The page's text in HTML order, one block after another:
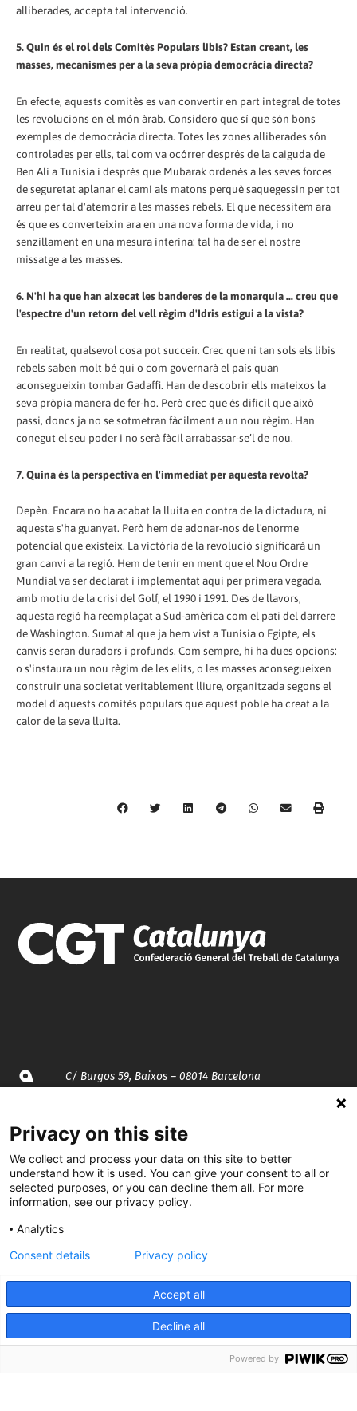
alliberades, accepta tal intervenció.
5. Quin és el rol dels Comitès Populars libis? Estan creant, les
masses, mecanismes per a la seva pròpia democràcia directa?
En efecte, aquests comitès es van convertir en part integral de totes
les revolucions en el món àrab. Considero que sí que són bons
exemples de democràcia directa. Totes les zones alliberades són
controlades per ells, tal com va ocórrer després de la caiguda de
Ben Ali a Tunísia i després que Mubarak ordenés a les seves forces
de seguretat aplanar el camí als matons perquè saquegessin per tot
arreu per tal d'atemorir a les masses rebels. El que necessitem ara
és que es converteixin ara en una nova forma de vida, i no
senzillament en una mesura interina: tal ha de ser el nostre
missatge a les masses.
6. N'hi ha que han aixecat les banderes de la monarquia ... creu que
l'espectre d'un retorn del vell règim d'Idris estigui a la vista?
En realitat, qualsevol cosa pot succeir. Crec que ni tan sols els libis
rebels saben molt bé qui o com governarà el país quan
aconsegueixin tombar Gadaffi. Han de descobrir ells mateixos la
seva pròpia manera de fer-ho. Però crec que és difícil que això
passi, doncs ja no se sotmetran fàcilment a un nou règim. Han
conegut el seu poder i no serà fàcil arrabassar-se’l de nou.
7. Quina és la perspectiva en l'immediat per aquesta revolta?
Depèn. Encara no ha acabat la lluita en contra de la dictadura, ni
aquesta s'ha guanyat. Però hem de adonar-nos de l'enorme
potencial que existeix. La victòria de la revolució significarà un
gran canvi a la regió. Hem de tenir en ment que el Nou Ordre
Mundial va ser declarat i implementat aquí per primera vegada,
amb motiu de la crisi del Golf, el 1990 i 1991. Des de llavors,
aquesta regió ha reemplaçat a Sud-amèrica com el pati del darrere
de Washington. Sumat al que ja hem vist a Tunísia o Egipte, els
canvis seran duradors i profunds. Com sempre, hi ha dues opcions:
o s'instaura un nou règim de les elits, o les masses aconsegueixen
construir una societat veritablement lliure, organitzada segons el
model d'aquests comitès populars que aquest poble ha creat a la
calor de la seva lluita.
C/ Burgos 59, Baixos – 08014 Barcelona
935 120 481
@CGTCatalunya
cgtcatalunya
Privacy on this site
We collect and process your data on this site to better
understand how it is used. You can give your consent to all or
selected purposes, or you can decline them all. For more
information, see our privacy policy.
Analytics
Accept all
Decline all
Consent details Privacy policy
Powered by